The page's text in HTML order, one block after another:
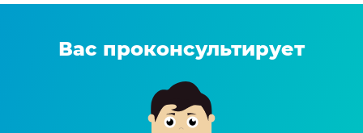
Вас проконсультирует